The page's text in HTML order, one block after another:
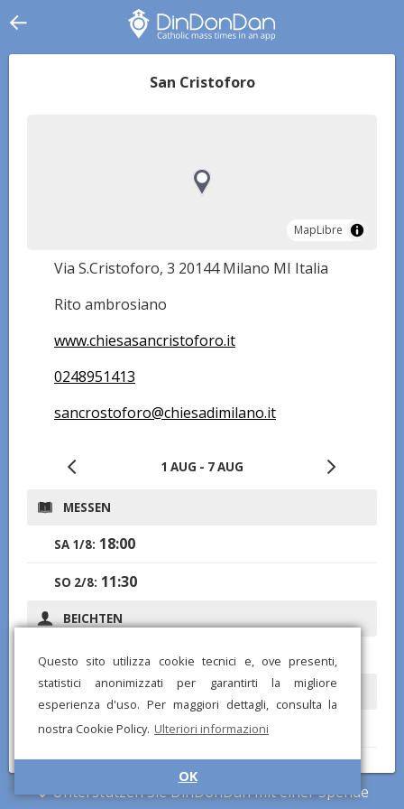
Questo sito utilizza cookie tecnici e, ove presenti,
statistici anonimizzati per garantirti la migliore
esperienza d'uso. Per maggiori dettagli, consulta la
nostra Cookie Policy. Ulteriori informazioni
OK
San Cristoforo
MapLibre
MapLibre
Via S.Cristoforo, 3 20144 Milano MI Italia
Rito ambrosiano
www.chiesasancristoforo.it
0248951413
sancrostoforo@chiesadimilano.it
1 AUG - 7 AUG
MESSEN
SA 1/8: 18:00
SO 2/8: 11:30
BEICHTEN
SA 1/8:17:00-17:45
ÖFFNUNGSZEITEN
SA 1/8:8:30-18:30
9:30-12:00, 16:30-19:15
DI 4/8 - FR 7/8:8:30-18:30
Unterstützen Sie DinDonDan mit einer Spende